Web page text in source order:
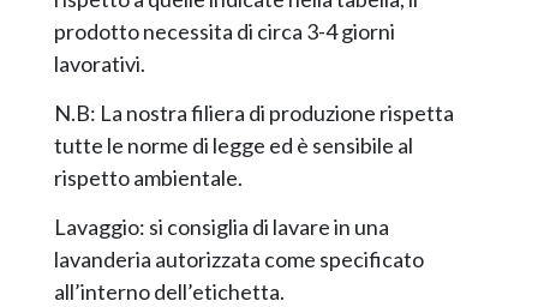
prodotto necessita di circa 3-4 giorni
lavorativi.
N.B: La nostra filiera di produzione rispetta
tutte le norme di legge ed è sensibile al
rispetto ambientale.
Lavaggio: si consiglia di lavare in una
lavanderia autorizzata come specificato
all’interno dell’etichetta.